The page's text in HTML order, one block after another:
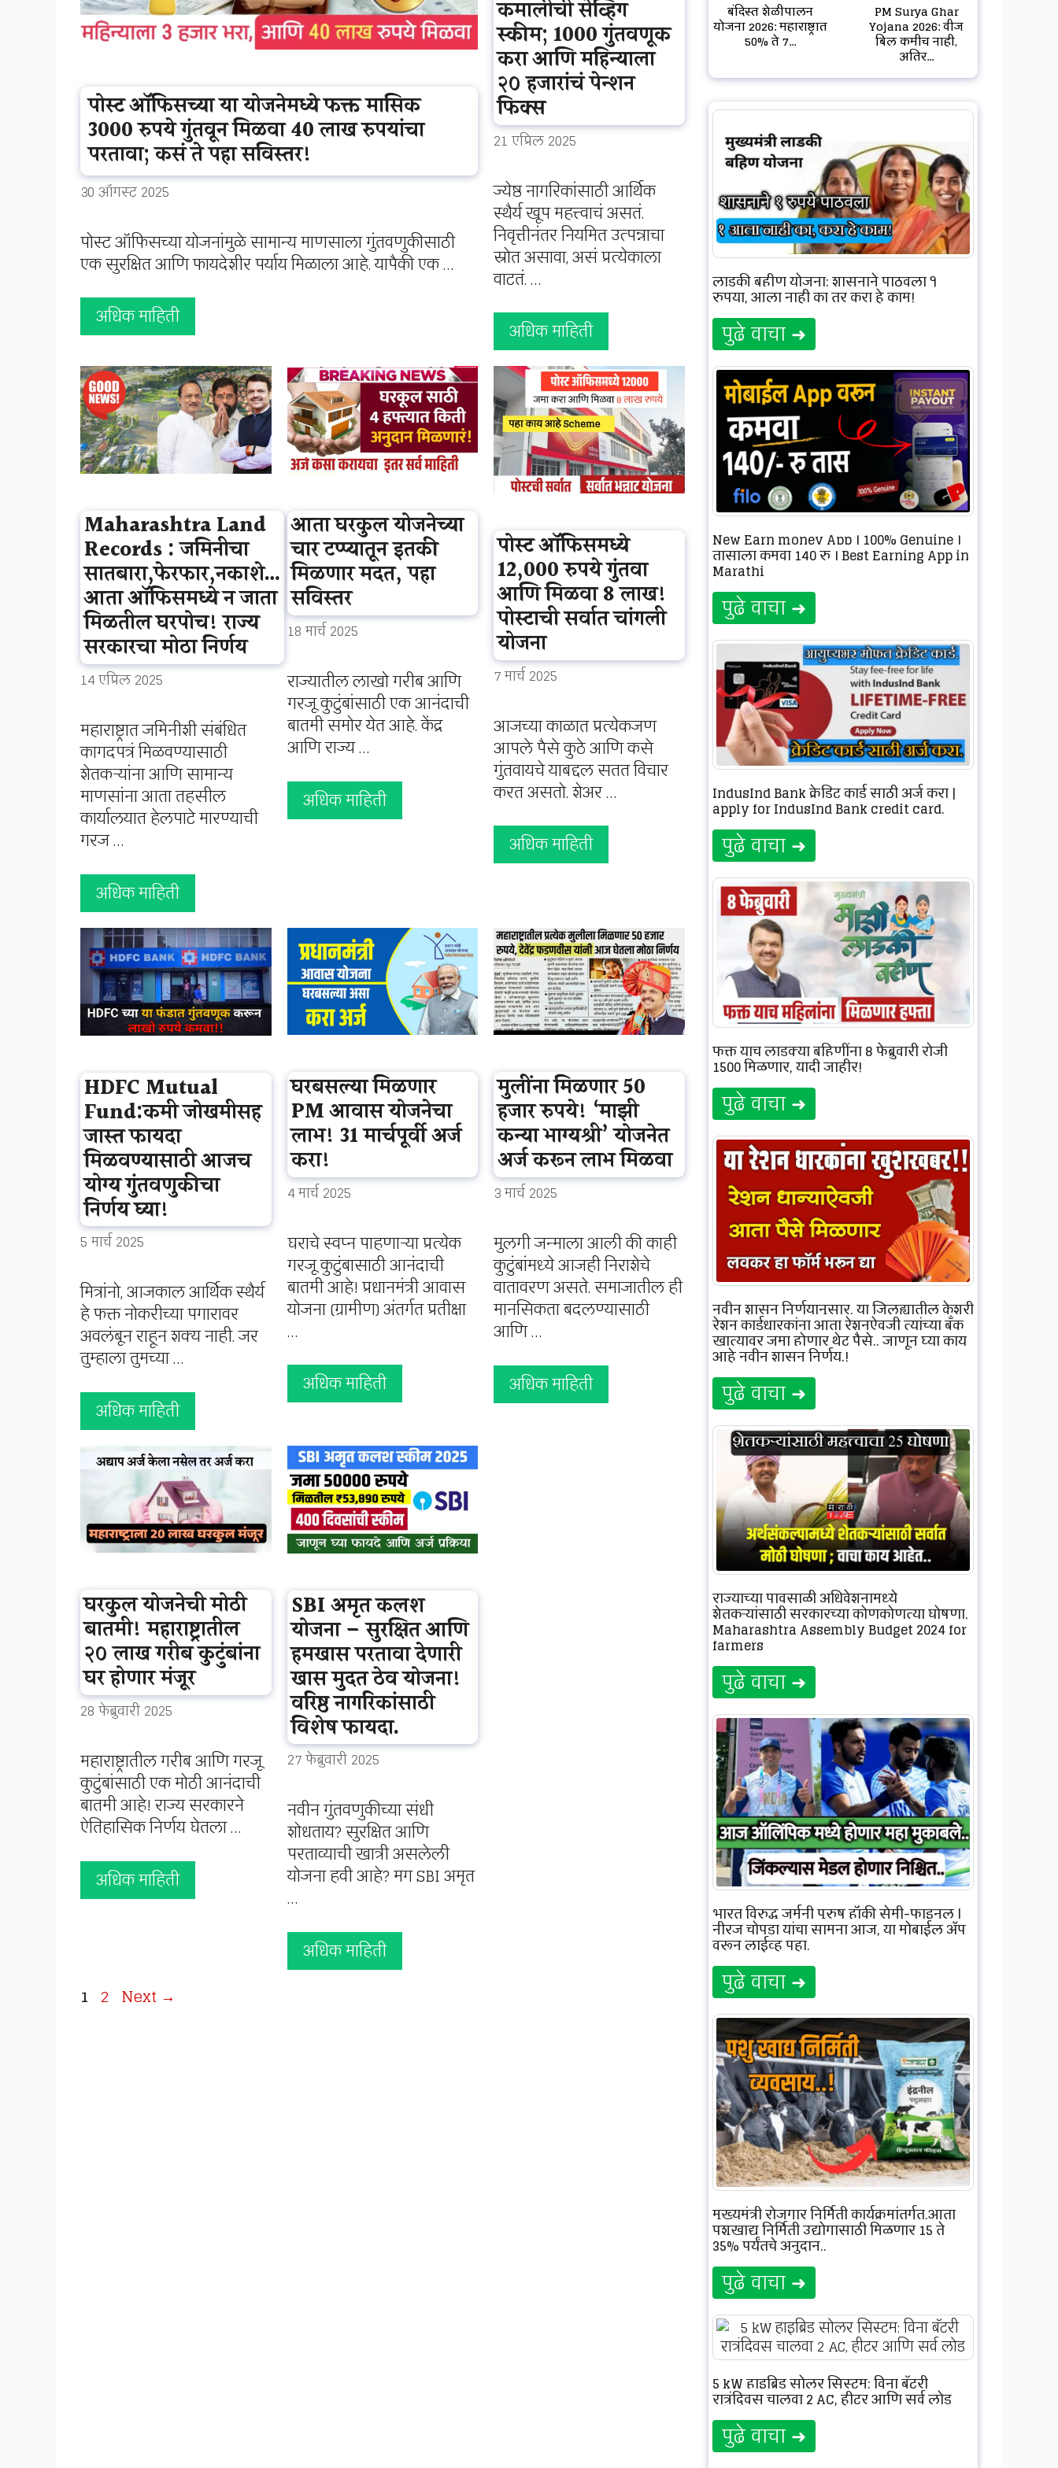
पोस्ट ऑफिसच्या या योजनेमध्ये फक्त मासिक
3000 रुपये गुंतवून मिळवा 40 लाख रुपयांचा
परतावा; कसं ते पहा सविस्तर!
30 ऑगस्ट 2025
पोस्ट ऑफिसच्या योजनांमुळे सामान्य माणसाला गुंतवणुकीसाठी
एक सुरक्षित आणि फायदेशीर पर्याय मिळाला आहे. यापैकी एक …
अधिक माहिती
कमालीची सेव्हिंग
स्कीम; 1000 गुंतवणूक
करा आणि महिन्याला
२० हजारांचं पेन्शन
फिक्स
21 एप्रिल 2025
ज्येष्ठ नागरिकांसाठी आर्थिक
स्थैर्य खूप महत्त्वाचं असतं.
निवृत्तीनंतर नियमित उत्पन्नाचा
स्रोत असावा, असं प्रत्येकाला
वाटतं. …
अधिक माहिती
Maharashtra Land
Records : जमिनीचा
सातबारा,फेरफार,नकाशे…
आता ऑफिसमध्ये न जाता
मिळतील घरपोच! राज्य
सरकारचा मोठा निर्णय
14 एप्रिल 2025
महाराष्ट्रात जमिनीशी संबंधित
कागदपत्रं मिळवण्यासाठी
शेतकऱ्यांना आणि सामान्य
माणसांना आता तहसील
कार्यालयात हेलपाटे मारण्याची
गरज …
अधिक माहिती
आता घरकुल योजनेच्या
चार टप्प्यातून इतकी
मिळणार मदत, पहा
सविस्तर
18 मार्च 2025
राज्यातील लाखो गरीब आणि
गरजू कुटुंबांसाठी एक आनंदाची
बातमी समोर येत आहे. केंद्र
आणि राज्य …
अधिक माहिती
पोस्ट ऑफिसमध्ये
12,000 रुपये गुंतवा
आणि मिळवा 8 लाख!
पोस्टाची सर्वात चांगली
योजना
7 मार्च 2025
आजच्या काळात प्रत्येकजण
आपले पैसे कुठे आणि कसे
गुंतवायचे याबद्दल सतत विचार
करत असतो. शेअर …
अधिक माहिती
HDFC Mutual
Fund:कमी जोखमीसह
जास्त फायदा
मिळवण्यासाठी आजच
योग्य गुंतवणुकीचा
निर्णय घ्या!
5 मार्च 2025
मित्रांनो, आजकाल आर्थिक स्थैर्य
हे फक्त नोकरीच्या पगारावर
अवलंबून राहून शक्य नाही. जर
तुम्हाला तुमच्या …
अधिक माहिती
घरबसल्या मिळणार
PM आवास योजनेचा
लाभ! 31 मार्चपूर्वी अर्ज
करा!
4 मार्च 2025
घराचे स्वप्न पाहणाऱ्या प्रत्येक
गरजू कुटुंबासाठी आनंदाची
बातमी आहे! प्रधानमंत्री आवास
योजना (ग्रामीण) अंतर्गत प्रतीक्षा
…
अधिक माहिती
मुलींना मिळणार 50
हजार रुपये! ‘माझी
कन्या भाग्यश्री’ योजनेत
अर्ज करून लाभ मिळवा
3 मार्च 2025
मुलगी जन्माला आली की काही
कुटुंबांमध्ये आजही निराशेचे
वातावरण असते. समाजातील ही
मानसिकता बदलण्यासाठी
आणि …
अधिक माहिती
घरकुल योजनेची मोठी
बातमी! महाराष्ट्रातील
२० लाख गरीब कुटुंबांना
घर होणार मंजूर
28 फेब्रुवारी 2025
महाराष्ट्रातील गरीब आणि गरजू
कुटुंबांसाठी एक मोठी आनंदाची
बातमी आहे! राज्य सरकारने
ऐतिहासिक निर्णय घेतला …
अधिक माहिती
SBI अमृत कलश
योजना – सुरक्षित आणि
हमखास परतावा देणारी
खास मुदत ठेव योजना!
वरिष्ठ नागरिकांसाठी
विशेष फायदा.
27 फेब्रुवारी 2025
नवीन गुंतवणुकीच्या संधी
शोधताय? सुरक्षित आणि
परताव्याची खात्री असलेली
योजना हवी आहे? मग SBI अमृत
…
अधिक माहिती
Page
1 Page
2 Next →
बंदिस्त शेळीपालन
योजना 2026: महाराष्ट्रात
50% ते 7...
PM Surya Ghar
Yojana 2026: वीज
बिल कमीच नाही,
अतिर...
लाडकी बहीण योजना: शासनाने पाठवला १
रुपया, आला नाही का तर करा हे काम!
पुढे वाचा ➜
New Earn money App । 100% Genuine ।
तासाला कमवा 140 रु । Best Earning App in
Marathi
पुढे वाचा ➜
IndusInd Bank क्रेडिट कार्ड साठी अर्ज करा |
apply for IndusInd Bank credit card.
पुढे वाचा ➜
फक्त याच लाडक्या बहिणींना 8 फेब्रुवारी रोजी
1500 मिळणार, यादी जाहीर!
पुढे वाचा ➜
नवीन शासन निर्णयानुसार, या जिल्ह्यातील केशरी
रेशन कार्डधारकांना आता रेशनऐवजी त्यांच्या बँक
खात्यावर जमा होणार थेट पैसे.. जाणून घ्या काय
आहे नवीन शासन निर्णय.!
पुढे वाचा ➜
राज्याच्या पावसाळी अधिवेशनामध्ये
शेतकऱ्यांसाठी सरकारच्या कोणकोणत्या घोषणा,
Maharashtra Assembly Budget 2024 for
farmers
पुढे वाचा ➜
भारत विरुद्ध जर्मनी पुरुष हॉकी सेमी-फाइनल |
नीरज चोपड़ा यांचा सामना आज, या मोबाईल ॲप
वरून लाईव्ह पहा.
पुढे वाचा ➜
मुख्यमंत्री रोजगार निर्मिती कार्यक्रमांतर्गत,आता
पशुखाद्य निर्मिती उद्योगासाठी मिळणार 15 ते
35% पर्यंतचे अनुदान..
पुढे वाचा ➜
5 kW हाइब्रिड सोलर सिस्टम: विना बॅटरी
रात्रंदिवस चालवा 2 AC, हीटर आणि सर्व लोड
पुढे वाचा ➜